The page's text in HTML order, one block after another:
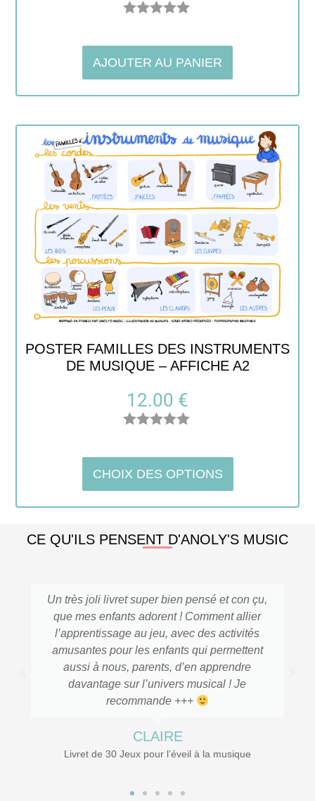
sur 5
AJOUTER AU PANIER
POSTER FAMILLES DES INSTRUMENTS
DE MUSIQUE – AFFICHE A2
12.00 €
sur 5
CHOIX DES OPTIONS
CE QU'ILS PENSENT D'ANOLY'S MUSIC
livret super bien pensé et con çu,
enfants adorent ! Comment allier
au jeu, avec des activités
pour les enfants qui permettent
à nous, parents, d’en apprendre
sur l’univers musical ! Je
recommande +++
de 30 Jeux pour l’éveil à la musique